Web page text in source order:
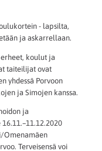
- lapsilta,
ja askarrellaan.
koulut ja
taiteilijat ovat
yhdessä Porvoon
ja Simojen kanssa.
ja
Omenamäen
Terveisensä voi